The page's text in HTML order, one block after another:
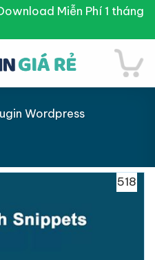
Miễn Phí 1 tháng
Wordpress
518